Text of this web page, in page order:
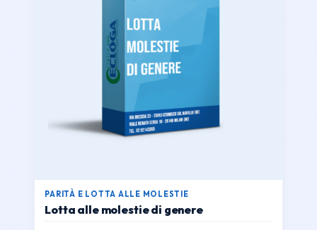
PARITÀ E LOTTA ALLE MOLESTIE
Lotta alle molestie di genere